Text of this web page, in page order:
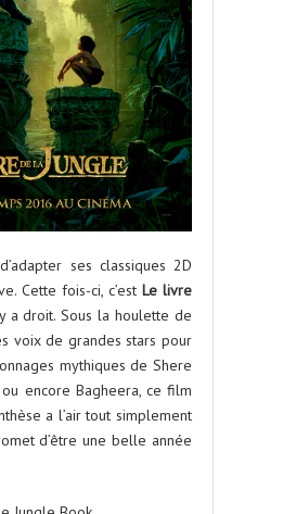
ses classiques 2D
Cette fois-ci, c’est Le livre
a droit. Sous la houlette de
voix de grandes stars pour
mythiques de Shere
ou encore Bagheera, ce film
a l’air tout simplement
d’être une belle année